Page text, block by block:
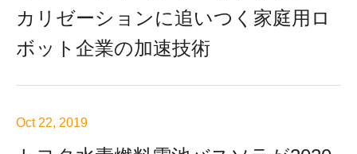
カリゼーションに追いつく家庭用ロ
ボット企業の加速技術
Oct 22, 2019